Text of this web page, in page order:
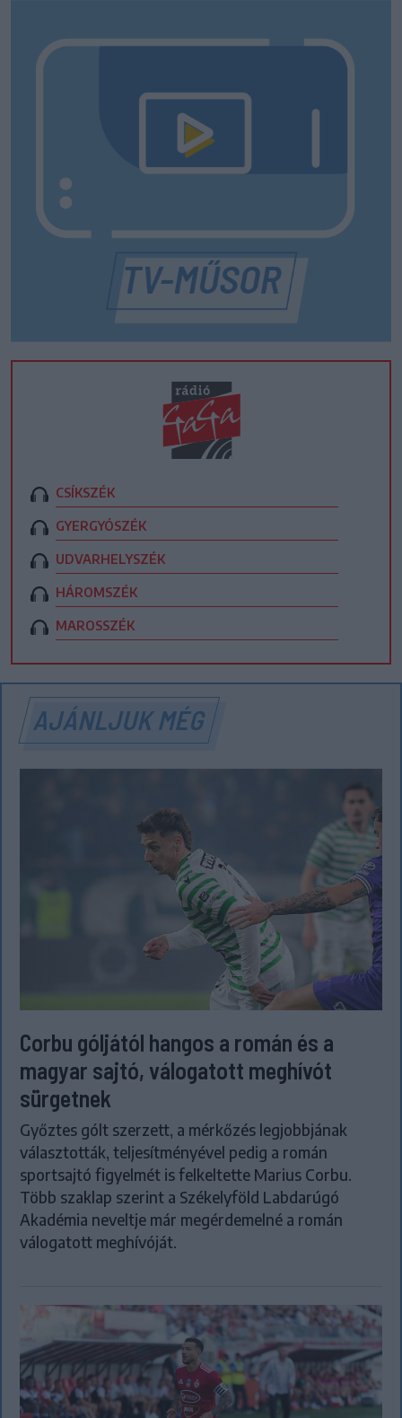
CSÍKSZÉK
GYERGYÓSZÉK
UDVARHELYSZÉK
HÁROMSZÉK
MAROSSZÉK
AJÁNLJUK MÉG
Corbu góljától hangos a román és a
magyar sajtó, válogatott meghívót
sürgetnek
Győztes gólt szerzett, a mérkőzés legjobbjának
választották, teljesítményével pedig a román
sportsajtó figyelmét is felkeltette Marius Corbu.
Több szaklap szerint a Székelyföld Labdarúgó
Akadémia neveltje már megérdemelné a román
válogatott meghívóját.